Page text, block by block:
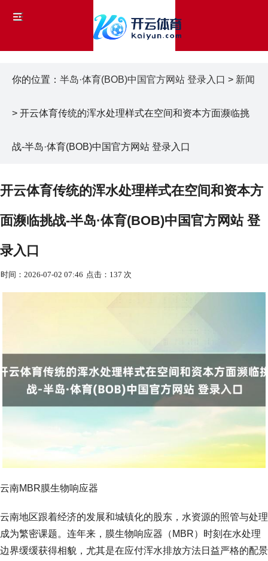
你的位置： 半岛·体育(BOB)中国官方网站 登录入口 > 新闻
> 开云体育传统的浑水处理样式在空间和资本方面濒临挑
战-半岛·体育(BOB)中国官方网站 登录入口
开云体育传统的浑水处理样式在空间和资本方
面濒临挑战-半岛·体育(BOB)中国官方网站 登
录入口
时间：2026-07-02 07:46 点击：137 次
云南MBR膜生物响应器
云南地区跟着经济的发展和城镇化的股东，水资源的照管与处理
成为繁密课题。连年来，膜生物响应器（MBR）时刻在水处理
边界缓缓获得相貌，尤其是在应付浑水排放方法日益严格的配景